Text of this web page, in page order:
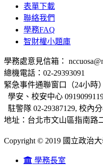
表單下載
聯絡我們
學務FAQ
智財權小題庫
學務處意見信箱：
總機電話：02-29393091
緊急事件通聯窗口（24小時）
學安、校安中心
駐警隊 02-29387129, 校內
地址：台北市文山區指南路
Copyright © 2019 國立政治
學務長室